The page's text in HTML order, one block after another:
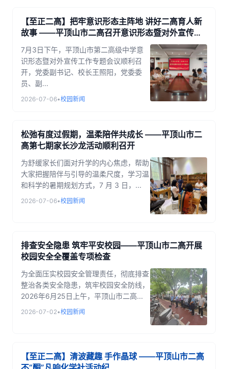
【至正二高】把牢意识形态主阵地 讲好二高育人新
故事 ——平顶山市二高召开意识形态暨对外宣传工
作专题会议
7月3日下午，平顶山市第二高级中学意
识形态暨对外宣传工作专题会议顺利召
开，党委副书记、校长王照阳，党委委
员、副...
2026-07-06•校园新闻
松弛有度过假期，温柔陪伴共成长 ——平顶山市二
高第七期家长沙龙活动顺利召开
为舒缓家长们面对升学的内心焦虑，帮助
大家把握陪伴与引导的温柔尺度，学习温
和科学的暑期规划方式，7 月 3 日，...
2026-07-06•校园新闻
排查安全隐患 筑牢平安校园——平顶山市二高开展
校园安全全覆盖专项检查
为全面压实校园安全管理责任，彻底排查
整治各类安全隐患，筑牢校园安全防线，
2026年6月25日上午，平顶山市二高...
2026-07-02•校园新闻
【至正二高】清波藏趣 手作晶球 ——平顶山市二高